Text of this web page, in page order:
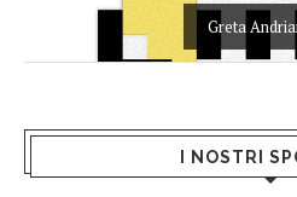
Greta
I NOSTRI